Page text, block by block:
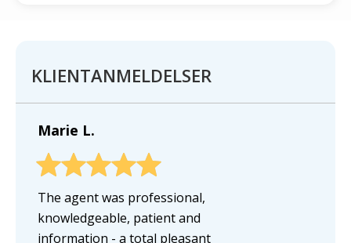
KLIENTANMELDELSER
Marie L.
The agent was professional,
knowledgeable, patient and
information - a total pleasant